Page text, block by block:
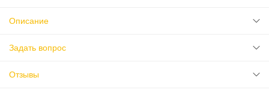
Описание
Задать вопрос
Отзывы